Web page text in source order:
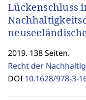
Lückenschluss
2019. 138 Seiten.
Recht der
DOI 10.1628/978-3-